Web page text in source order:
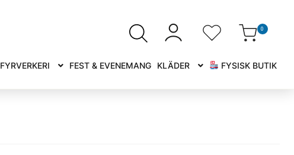
0
FYRVERKERI FEST & EVENEMANG KLÄDER FYSISK BUTIK